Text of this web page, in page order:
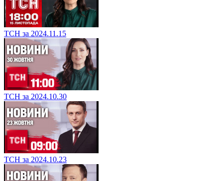
ТСН за 2024.11.15
ТСН за 2024.10.30
ТСН за 2024.10.23